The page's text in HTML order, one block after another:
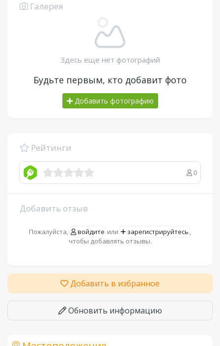
Галерея
Здесь еще нет фотографий
Будьте первым, кто добавит фото
Добавить фотографию
Рейтинги
0
Добавить отзыв
Пожалуйста, войдите или зарегистрируйтесь ,
чтобы добавлять отзывы.
Добавить в избранное
Обновить информацию